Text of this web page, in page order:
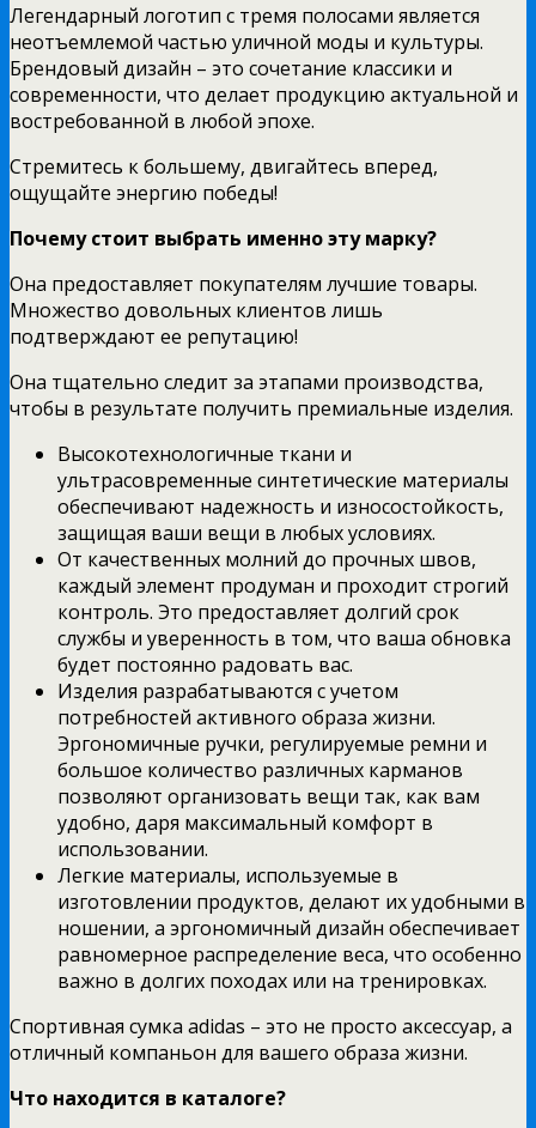
Легендарный логотип с тремя полосами является
неотъемлемой частью уличной моды и культуры.
Брендовый дизайн – это сочетание классики и
современности, что делает продукцию актуальной и
востребованной в любой эпохе.
Стремитесь к большему, двигайтесь вперед,
ощущайте энергию победы!
Почему стоит выбрать именно эту марку?
Она предоставляет покупателям лучшие товары.
Множество довольных клиентов лишь
подтверждают ее репутацию!
Она тщательно следит за этапами производства,
чтобы в результате получить премиальные изделия.
Высокотехнологичные ткани и
ультрасовременные синтетические материалы
обеспечивают надежность и износостойкость,
защищая ваши вещи в любых условиях.
От качественных молний до прочных швов,
каждый элемент продуман и проходит строгий
контроль. Это предоставляет долгий срок
службы и уверенность в том, что ваша обновка
будет постоянно радовать вас.
Изделия разрабатываются с учетом
потребностей активного образа жизни.
Эргономичные ручки, регулируемые ремни и
большое количество различных карманов
позволяют организовать вещи так, как вам
удобно, даря максимальный комфорт в
использовании.
Легкие материалы, используемые в
изготовлении продуктов, делают их удобными в
ношении, а эргономичный дизайн обеспечивает
равномерное распределение веса, что особенно
важно в долгих походах или на тренировках.
Спортивная сумка adidas – это не просто аксессуар, а
отличный компаньон для вашего образа жизни.
Что находится в каталоге?